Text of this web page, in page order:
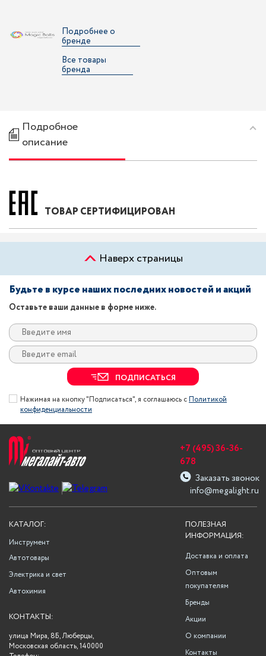
Подробнее о
бренде
Все товары
бренда
Подробное
описание
ТОВАР СЕРТИФИЦИРОВАН
Наверх страницы
Будьте в курсе наших последних новостей и акций
Оставьте ваши данные в форме ниже.
ПОДПИСАТЬСЯ
Нажимая на кнопку "Подписаться", я соглашаюсь сПолитикой
конфиденциальности
info@megalight.ru
+7 (495) 36-36-
678
Заказать звонок
ПОЛЕЗНАЯ
ИНФОРМАЦИЯ:
Доставка и оплата
Оптовым
покупателям
Бренды
Акции
О компании
Контакты
КАТАЛОГ:
Инструмент
Автотовары
Электрика и свет
Автохимия
КОНТАКТЫ:
улица Мира, 8Б, Люберцы,
Московская область, 140000